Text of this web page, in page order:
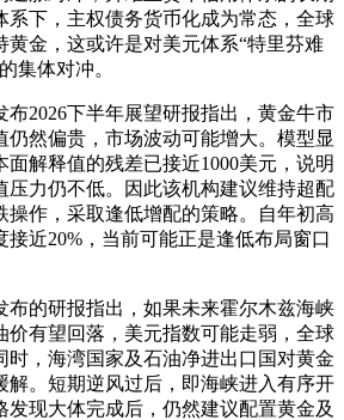
系下，主权债务货币化成为常态，全球
黄金，这或许是对美元体系“特里芬难
集体对冲。
2026下半年展望研报指出，黄金牛市
仍然偏贵，市场波动可能增大。模型显
面解释值的残差已接近1000美元，说明
压力仍不低。因此该机构建议维持超配
操作，采取逢低增配的策略。自年初高
接近20%，当前可能正是逢低布局窗口
的研报指出，如果未来霍尔木兹海峡
价有望回落，美元指数可能走弱，全球
时，海湾国家及石油净进出口国对黄金
解。短期逆风过后，即海峡进入有序开
发现大体完成后，仍然建议配置黄金及